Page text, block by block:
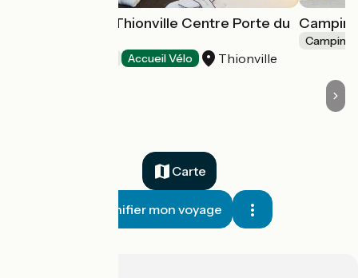
Hôtel Mercure Thionville Centre Porte du
Accueil Vélo Thionville
Carte
Planifier mon voyage